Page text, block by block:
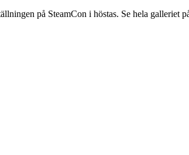
på SteamCon i höstas. Se hela galleriet